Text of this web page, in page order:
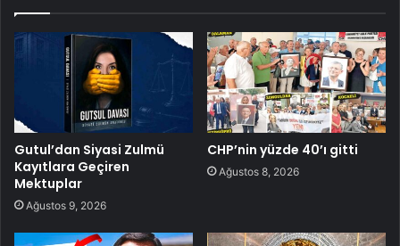
Gutul’dan Siyasi Zulmü
Kayıtlara Geçiren
Mektuplar
Ağustos 9, 2026
CHP’nin yüzde 40’ı gitti
Ağustos 8, 2026